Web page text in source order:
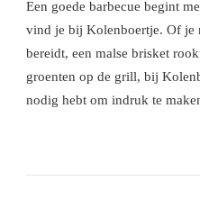
Een goede barbecue begint
vind je bij Kolenboertje. Of je
bereidt, een malse brisket
groenten op de grill, bij
nodig hebt om indruk te